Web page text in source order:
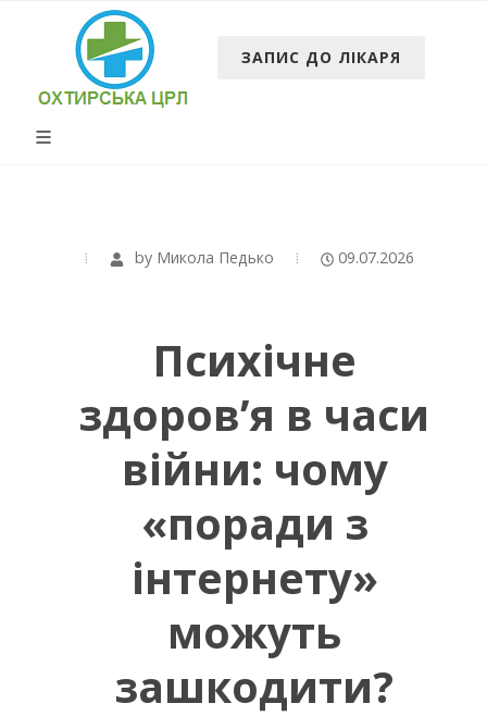
ЗАПИС ДО ЛІКАРЯ
by Микола Педько 09.07.2026
Психічне
здоров’я в часи
війни: чому
«поради з
інтернету»
можуть
зашкодити?